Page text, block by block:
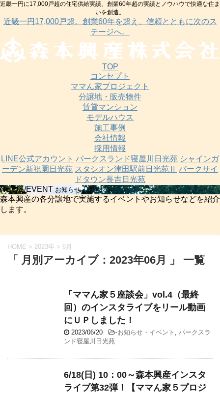
近畿一円に17,000戸超の住宅供給実績。創業60年超の実績とノウハウで快適な住ま
いを創造。
近畿一円17,000戸超。創業60年を超え、信頼とともに次のス
テージへ。
TOP
コンセプト
ママん家プロジェクト
分譲地・販売物件
賃貸マンション
モデルハウス
施工事例
会社情報
採用情報
LINE公式アカウント パークスランド寝屋川日光苑 シャインガ
ーデン新祝園日光苑 スタシオン津田駅前日光苑Ⅱ パークサイ
ドタウン長吉日光苑
NEWS/EVENT お知らせ・イベント
森本興産の各分譲地で実施するイベントやお知らせなどを紹介
します。
HOME > 2023年 > 6月
「 月別アーカイブ：2023年06月 」 一覧
「ママん家５座談会」vol.4（最終
回）のインスタライブをリール動画
にＵＰしました！
2023/06/20 -お知らせ・イベント , パークスラ
ンド寝屋川日光苑
6/18(日) 10：00～森本興産インスタ
ライブ第32弾！【ママん家５プロジ